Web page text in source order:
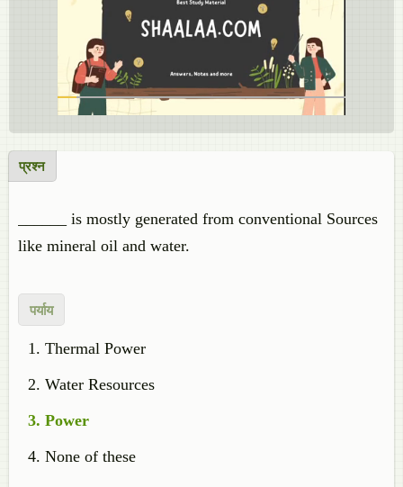
प्रश्न
______ is mostly generated from conventional Sources
like mineral oil and water.
पर्याय
Thermal Power
Water Resources
Power
None of these